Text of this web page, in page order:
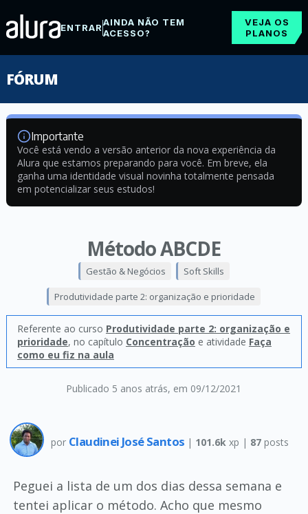
ENTRARAINDA NÃO TEM
ACESSO?
VEJA OS
PLANOS
FÓRUM
Importante
Você está vendo a versão anterior da nova experiência da
Alura que estamos preparando para você. Em breve, ela
ganha uma identidade visual novinha totalmente pensada
em potencializar seus estudos!
Método ABCDE
Publicado 5 anos atrás, em 09/12/2021
Gestão & Negócios Soft Skills
Produtividade parte 2: organização e prioridade
Referente ao curso Produtividade parte 2: organização e
prioridade, no capítulo Concentração e atividade Faça
como eu fiz na aula
por Claudinei José Santos | 101.6k xp | 87posts
Peguei a lista de um dos dias dessa semana e
tentei aplicar o método. Acho que mesmo